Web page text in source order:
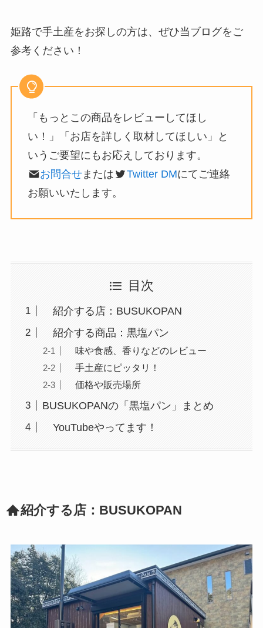
姫路で手土産をお探しの方は、ぜひ当ブログをご
参考ください！
「もっとこの商品をレビューしてほし
い！」「お店を詳しく取材してほしい」と
いうご要望にもお応えしております。
お問合せまたは Twitter DMにてご連絡
お願いいたします。
目次
紹介する店：BUSUKOPAN
紹介する商品：黒塩パン
味や食感、香りなどのレビュー
手土産にピッタリ！
価格や販売場所
BUSUKOPANの「黒塩パン」まとめ
YouTubeやってます！
紹介する店：BUSUKOPAN